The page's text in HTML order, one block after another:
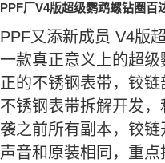
PPF厂V4版超级鹦鹉螺钻圈百
PPF又添新成员 V4版
一款真正意义上的超
正的不锈钢表带，铰
不锈钢表带拆解开发
袭之前所有副本，铰
声音和原装相同，重